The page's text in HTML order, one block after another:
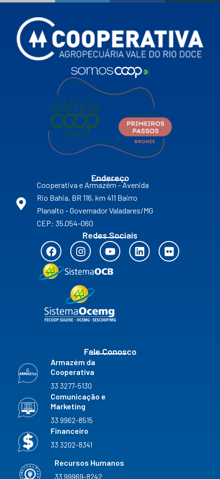
Endereço
Cooperativa e Armazém - Avenida
Rio Bahia, BR 116, km 411 Bairro
Planalto - Governador Valadares/MG
CEP: 35.054-060
Redes Sociais
F
a
c
e
o
k
I
n
s
t
a
g
r
a
Y
o
u
t
e
L
i
F
l
Fale Conosco
Armazém da
Cooperativa
33 3277-5130
Comunicação e
Marketing
33 9962-8515
Financeiro
33 3202-8341
Recursos Humanos
33 99969-8242